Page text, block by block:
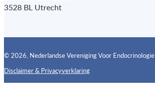
3528 BL Utrecht
© 2026, Nederlandse Vereniging Voor Endocrinologie
Disclaimer & PrivacyverklaringFollow us on X